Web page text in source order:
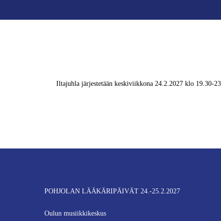
Iltajuhla järjestetään keskiviikkona 24.2.2027 klo 19.30-
POHJOLAN LÄÄKÄRIPÄIVÄT 24.-25.2.2027
Oulun musiikkikeskus